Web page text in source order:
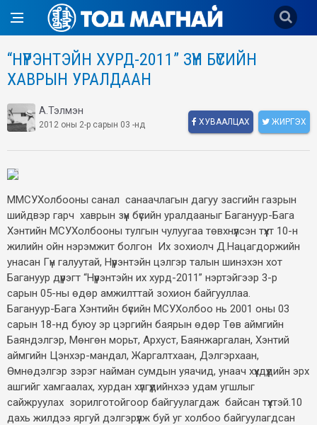
“НҮҮРЭНТЭЙН ХУРД-2011” ЗҮҮН БҮСИЙН
ХАВРЫН УРАЛДААН
А.Тэлмэн
2012 оны 2-р сарын 03 -нд ХУВААЛЦАХ ЖИРГЭХ
ММСУХолбооны санал санаачлагын дагуу засгийн газрын
шийдвэр гарч хаврын зүүн бүсийн уралдааныг Багануур-Бага
Хэнтийн МСУХолбооны тулгын чулуугаа төвхнүүлсэн түүхт 10-н
жилийн ойн нэрэмжит болгон Их зохиолч Д.Нацагдоржийн
унасан Гүн галуутай, Нүүрэнтэйн цэлгэр талын шинэхэн хот
Багануур дүүрэгт “Нүүрэнтэйн их хурд-2011” нэртэйгээр 3-р
сарын 05-ны өдөр амжилттай зохион байгууллаа.
Багануур-Бага Хэнтийн бүсийн МСУХолбоо нь 2001 оны 03
сарын 18-нд буюу эр цэргийн баярын өдөр Төв аймгийн
Баяндэлгэр, Мөнгөн морьт, Архуст, Баянжаргалан, Хэнтий
аймгийн Цэнхэр-мандал, Жаргалтхаан, Дэлгэрхаан,
Өмнөдэлгэр зэрэг найман сумдын уяачид, унаач хүүхдүүдийн эрх
ашгийг хамгаалах, хурдан хүлгүүдийнхээ удам угшлыг
сайжруулах зорилготойгоор байгуулагдаж байсан түүхтэй.10
дахь жилдээ яргуй дэлгэрүүлж буй уг холбоо байгуулагдсан